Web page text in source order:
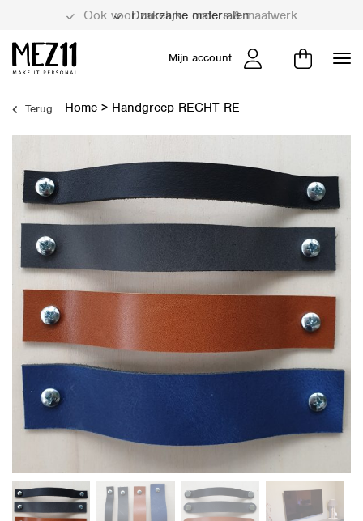
Duurzame materialen
Mijn account
Terug Home > Handgreep RECHT-RE